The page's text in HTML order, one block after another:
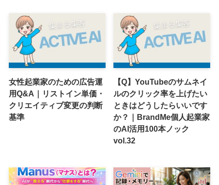
女性起業家のための広告運
用Q&A｜リストイン単価・
クリエイティブ変更の判断
基準
【Q】YouTubeのサムネイ
ルのクリック率を上げたい
ときはどうしたらいいです
か？｜BrandMe個人起業家
のAI活用100本ノック
vol.32